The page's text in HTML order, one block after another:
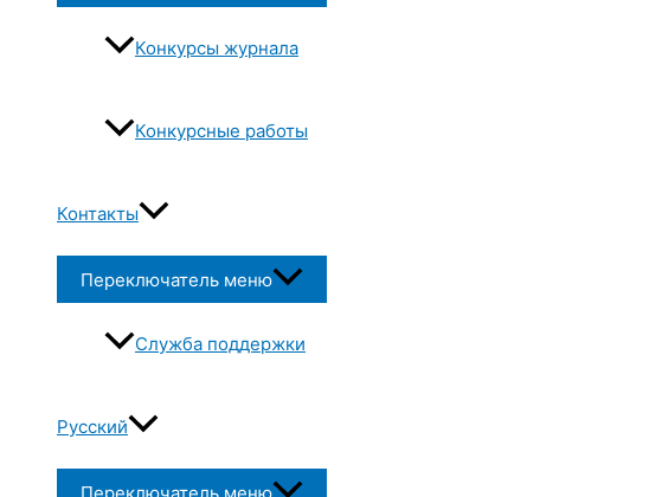
Конкурсы журнала
Конкурсные работы
Контакты
Переключатель меню
Служба поддержки
Русский